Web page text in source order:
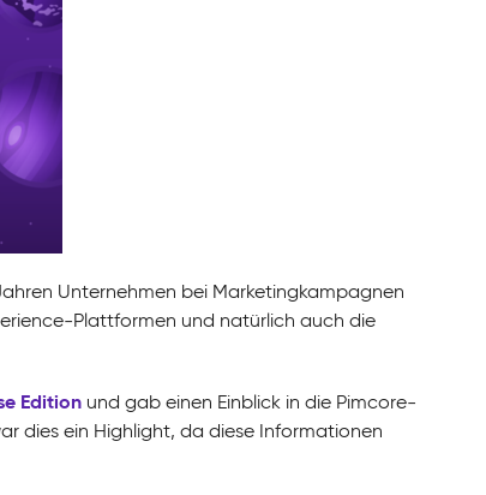
Unternehmen bei Marketingkampagnen
Plattformen und natürlich auch die
Editionund gab einen Einblick in die Pimcore-
dies ein Highlight, da diese Informationen